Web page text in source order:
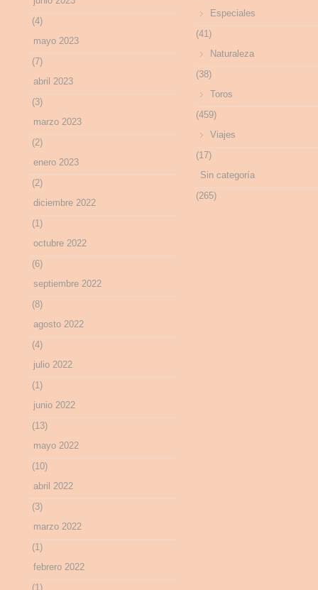
(4)
mayo 2023
(7)
abril 2023
(3)
marzo 2023
(2)
enero 2023
(2)
diciembre 2022
(1)
octubre 2022
(6)
septiembre 2022
(8)
agosto 2022
(4)
julio 2022
(1)
junio 2022
(13)
mayo 2022
(10)
abril 2022
(3)
marzo 2022
(1)
febrero 2022
(1)
Especiales
(41)
Naturaleza
(38)
Toros
(459)
Viajes
(17)
Sin categoría
(265)